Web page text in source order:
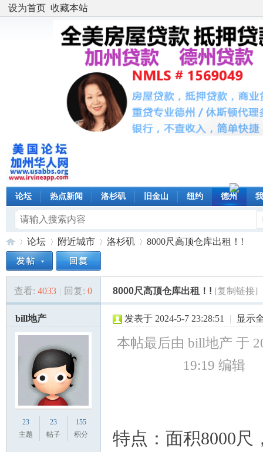
设为首页 收藏本站
论坛 热点新闻 洛杉矶 旧金山 纽约 德州
美»
论坛
›
附近城市 洛杉矶
›
8000尺高顶仓库出租！!
查看: 4033 | 回复: 0 8000尺高顶仓库出租！! [复制链接]
bill地产
23
主题
23
帖子
155
积分
发表于 2024-5-7 23:28:51 | 显示
本帖最后由 bill地产 于
19:19 编辑
特点：面积8000尺